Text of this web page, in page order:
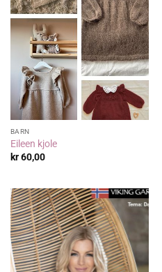
BARN
Eileen kjole
kr60,00